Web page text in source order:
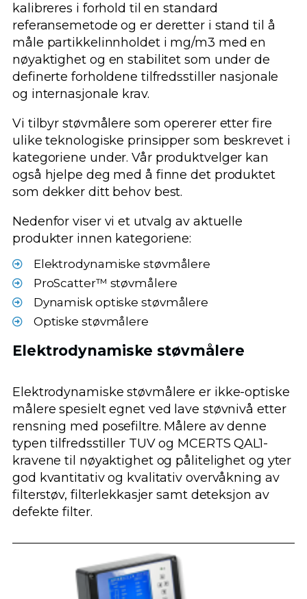
kalibreres i forhold til en standard
referansemetode og er deretter i stand til å
måle partikkelinnholdet i mg/m3 med en
nøyaktighet og en stabilitet som under de
definerte forholdene tilfredsstiller nasjonale
og internasjonale krav.
Vi tilbyr støvmålere som opererer etter fire
ulike teknologiske prinsipper som beskrevet i
kategoriene under. Vår produktvelger kan
også hjelpe deg med å finne det produktet
som dekker ditt behov best.
Nedenfor viser vi et utvalg av aktuelle
produkter innen kategoriene:
Elektrodynamiske støvmålere
ProScatter™ støvmålere
Dynamisk optiske støvmålere
Optiske støvmålere
Elektrodynamiske støvmålere
Elektrodynamiske støvmålere er ikke-optiske
målere spesielt egnet ved lave støvnivå etter
rensning med posefiltre. Målere av denne
typen tilfredsstiller TUV og MCERTS QAL1-
kravene til nøyaktighet og pålitelighet og yter
god kvantitativ og kvalitativ overvåkning av
filterstøv, filterlekkasjer samt deteksjon av
defekte filter.